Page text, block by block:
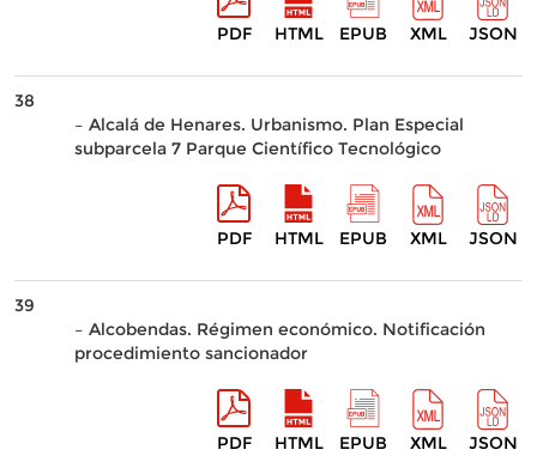
PDF HTML EPUB XML JSON
38
– Alcalá de Henares. Urbanismo. Plan Especial
subparcela 7 Parque Científico Tecnológico
PDF HTML EPUB XML JSON
39
– Alcobendas. Régimen económico. Notificación
procedimiento sancionador
PDF HTML EPUB XML JSON